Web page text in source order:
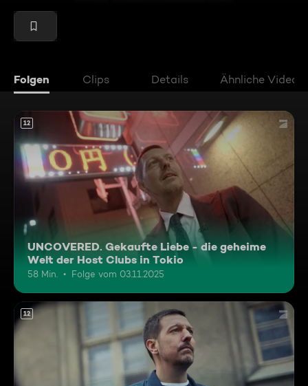
Folgen Clips Details Ähnliche Videos
12
UNCOVERED. Gekaufte Liebe - die geheime
Welt der Host Clubs in Tokio
58 Min. Folge vom 03.11.2025
12